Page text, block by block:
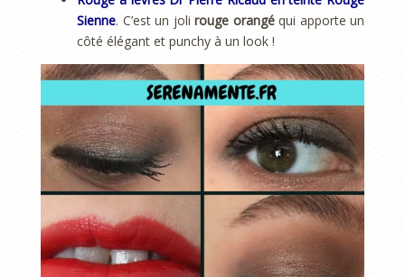
Sienne. C’est un joli rouge orangéqui apporte un
côté élégant et punchy à un look !